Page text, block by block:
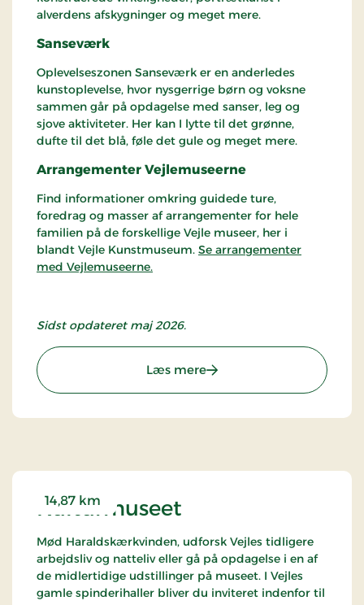
alverdens afskygninger og meget mere.
Sanseværk
Oplevelseszonen Sanseværk er en anderledes
kunstoplevelse, hvor nysgerrige børn og voksne
sammen går på opdagelse med sanser, leg og
sjove aktiviteter. Her kan I lytte til det grønne,
dufte til det blå, føle det gule og meget mere.
Arrangementer Vejlemuseerne
Find informationer omkring guidede ture,
foredrag og masser af arrangementer for hele
familien på de forskellige Vejle museer, her i
blandt Vejle Kunstmuseum. Se arrangementer
med Vejlemuseerne.
Sidst opdateret maj 2026.
Læs mere: Vejle Kunstmuseum
Kulturmuseet
14,87 km
Mød Haraldskærkvinden, udforsk Vejles tidligere
arbejdsliv og natteliv eller gå på opdagelse i en af
de midlertidige udstillinger på museet. I Vejles
gamle spinderihaller bliver du inviteret indenfor til